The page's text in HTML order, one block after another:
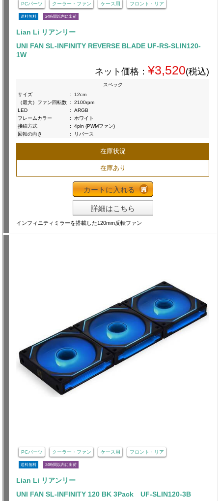
PCパーツ クーラー・ファン ケース用 フロント・リア
送料無料 24時間以内に出荷
Lian Li リアンリー
UNI FAN SL-INFINITY REVERSE BLADE UF-RS-SLIN120-
1W
ネット価格： ¥3,520(税込)
スペック
サイズ
:
12cm
（最大）ファン回転数 :
2100rpm
LED
:
ARGB
フレームカラー
:
ホワイト
接続方式
:
4pin (PWMファン)
回転の向き
: リバース
在庫状況
在庫あり
カートに入れる
詳細はこちら
インフィニティミラーを搭載した120mm反転ファン
PCパーツ クーラー・ファン ケース用 フロント・リア
送料無料 24時間以内に出荷
Lian Li リアンリー
UNI FAN SL-INFINITY 120 BK 3Pack UF-SLIN120-3B